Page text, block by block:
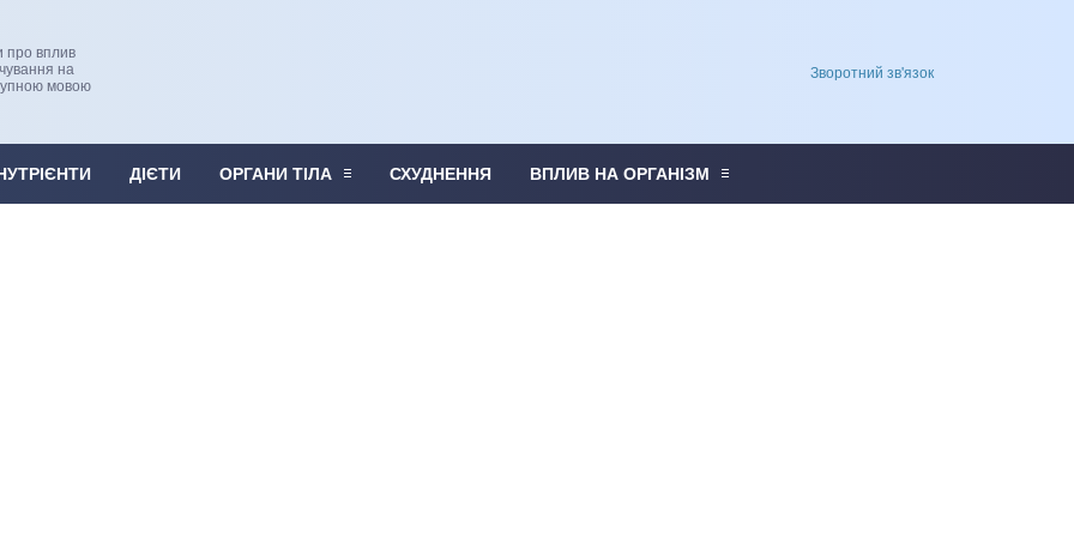
про вплив
на
мовою
ДІЄТИ ОРГАНИ ТІЛА СХУДНЕННЯ ВПЛИВ НА ОРГАНІЗМ
Зворотний зв'язок